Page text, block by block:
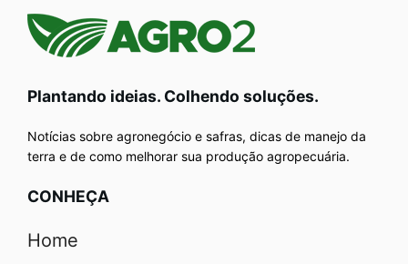
Plantando ideias. Colhendo soluções.
Notícias sobre agronegócio e safras, dicas de manejo da
terra e de como melhorar sua produção agropecuária.
CONHEÇA
Home